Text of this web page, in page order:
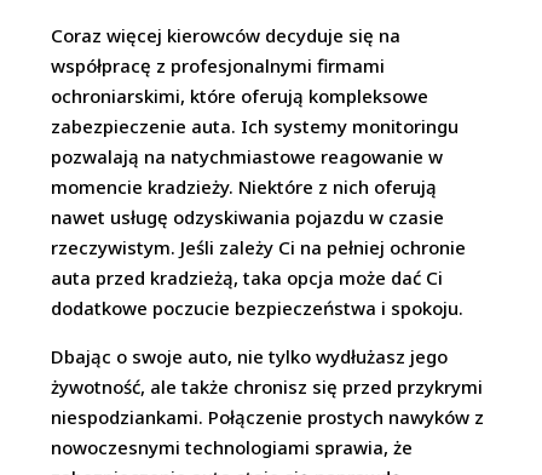
Coraz więcej kierowców decyduje się na
współpracę z profesjonalnymi firmami
ochroniarskimi, które oferują kompleksowe
zabezpieczenie auta. Ich systemy monitoringu
pozwalają na natychmiastowe reagowanie w
momencie kradzieży. Niektóre z nich oferują
nawet usługę odzyskiwania pojazdu w czasie
rzeczywistym. Jeśli zależy Ci na pełniej ochronie
auta przed kradzieżą, taka opcja może dać Ci
dodatkowe poczucie bezpieczeństwa i spokoju.
Dbając o swoje auto, nie tylko wydłużasz jego
żywotność, ale także chronisz się przed przykrymi
niespodziankami. Połączenie prostych nawyków z
nowoczesnymi technologiami sprawia, że